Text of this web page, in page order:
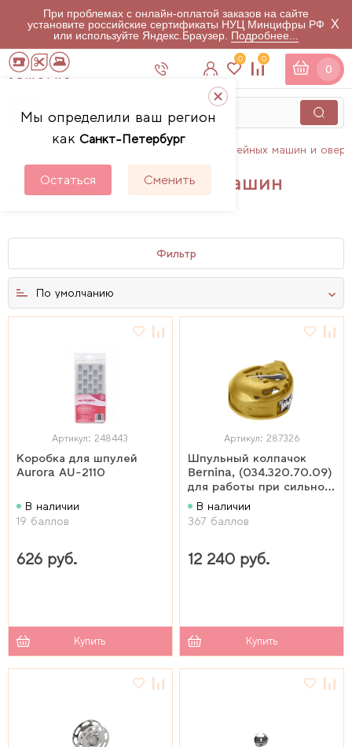
При проблемах с онлайн-оплатой заказов на сайте
установите российские сертификаты НУЦ Минцифры РФ
или используйте Яндекс.Браузер. Подробнее...
X
Мы определили ваш регион
как Санкт-Петербург
Остаться Сменить
0 0
0
Аксессуары для швейных машин и
Шпули для швейных машин
Фильтр
По умолчанию
Артикул: 248443
Коробка для шпулей
Aurora AU-2110
В наличии
19 баллов
626 руб.
Купить
Артикул: 287326
Шпульный колпачок
Bernina, (034.320.70.09)
для работы при сильном
натяжении нити
В наличии
367 баллов
12 240 руб.
Купить